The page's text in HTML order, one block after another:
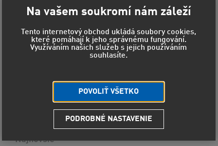
Materiál obalu
Zobraziť vybrané
Predvolené radenie
Od najlacnejšieho
Od najdrahšieho
Najnovšie
2produkty
Na vašem soukromí nám záleží
Tento internetový obchod ukládá soubory cookies,
které pomáhají k jeho správnému fungování.
Využíváním našich služeb s jejich používáním
souhlasíte.
POVOLIŤ VŠETKO
PODROBNÉ NASTAVENIE